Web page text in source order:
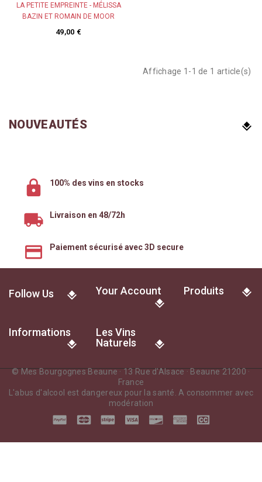
LA PETITE EMPREINTE - MÉLISSA
BAZIN ET ROMAIN DE MOOR
49,00 €
Affichage 1-1 de 1 article(s)
NOUVEAUTÉS
100% des vins en stocks
Livraison en 48/72h
Paiement sécurisé avec 3D secure
Follow Us Your Account Produits
Informations
Les Vins
Naturels
© Mes Bourgognes Beaune · 13 Rue d'Alsace · Beaune 21200 ·
France
L'abus d'alcool est dangereux pour la santé. A consommer avec
modération